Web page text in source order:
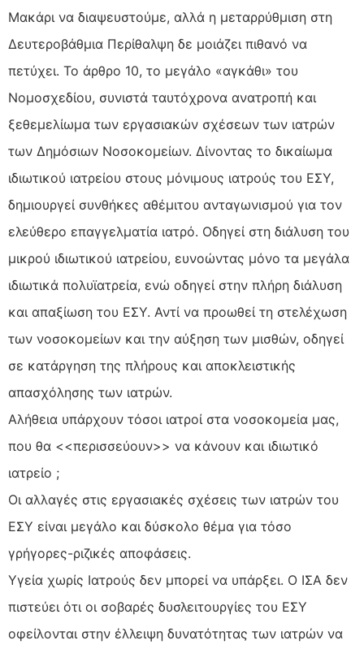
Μακάρι να διαψευστούμε, αλλά η μεταρρύθμιση στη
Δευτεροβάθμια Περίθαλψη δε μοιάζει πιθανό να
πετύχει. Το άρθρο 10, το μεγάλο «αγκάθι» του
Νομοσχεδίου, συνιστά ταυτόχρονα ανατροπή και
ξεθεμελίωμα των εργασιακών σχέσεων των ιατρών
των Δημόσιων Νοσοκομείων. Δίνοντας το δικαίωμα
ιδιωτικού ιατρείου στους μόνιμους ιατρούς του ΕΣΥ,
δημιουργεί συνθήκες αθέμιτου ανταγωνισμού για τον
ελεύθερο επαγγελματία ιατρό. Οδηγεί στη διάλυση του
μικρού ιδιωτικού ιατρείου, ευνοώντας μόνο τα μεγάλα
ιδιωτικά πολυϊατρεία, ενώ οδηγεί στην πλήρη διάλυση
και απαξίωση του ΕΣΥ. Αντί να προωθεί τη στελέχωση
των νοσοκομείων και την αύξηση των μισθών, οδηγεί
σε κατάργηση της πλήρους και αποκλειστικής
απασχόλησης των ιατρών.
Αλήθεια υπάρχουν τόσοι ιατροί στα νοσοκομεία μας,
που θα <<περισσεύουν>> να κάνουν και ιδιωτικό
ιατρείο ;
Οι αλλαγές στις εργασιακές σχέσεις των ιατρών του
ΕΣΥ είναι μεγάλο και δύσκολο θέμα για τόσο
γρήγορες-ριζικές αποφάσεις.
Υγεία χωρίς Iατρούς δεν μπορεί να υπάρξει. Ο ΙΣΑ δεν
πιστεύει ότι οι σοβαρές δυσλειτουργίες του ΕΣΥ
οφείλονται στην έλλειψη δυνατότητας των ιατρών να